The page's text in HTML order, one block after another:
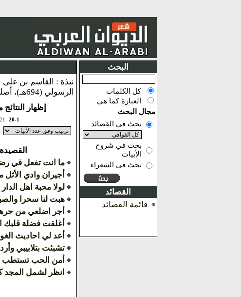
البحث
كل الكلمات
العبارة كما هي
مجال البحث
بحث في القصائد
بحث في شروح
الأبيات
بحث في الشعراء
القصائد
قائمة القصائد
الرسولي (694هـ)، أصله من بلاد المخلاف السليماني، الإقليم الذي يقع على شاطئ البحر الأحمر بتهامة اليمن،
إظهار النتائج من 1 الى 20 من
20-1
القصيدة
ما انت تفعل في
أجيران وادي الأثل
لولا محبة اهل الدار
هبت لنا سحرا
أجر اضلعي من
أغلقت فضلة قلبك
أعد لي احاديث
تشبثت بتلابيبي
أمن الحب تستطب
انظر لشمل المجد